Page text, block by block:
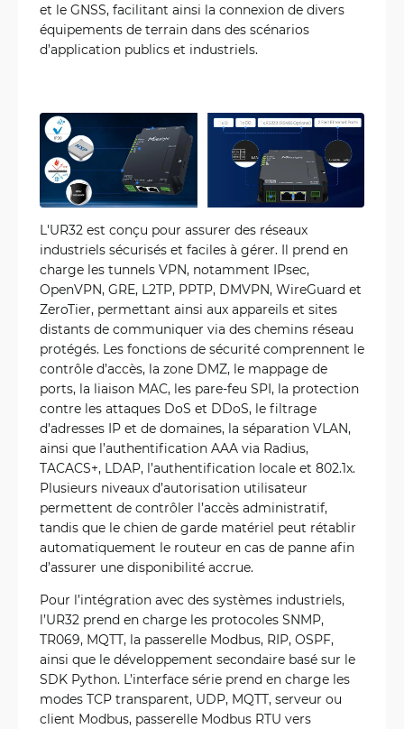
et le GNSS, facilitant ainsi la connexion de divers
équipements de terrain dans des scénarios
d’application publics et industriels.
L'UR32 est conçu pour assurer des réseaux
industriels sécurisés et faciles à gérer. Il prend en
charge les tunnels VPN, notamment IPsec,
OpenVPN, GRE, L2TP, PPTP, DMVPN, WireGuard et
ZeroTier, permettant ainsi aux appareils et sites
distants de communiquer via des chemins réseau
protégés. Les fonctions de sécurité comprennent le
contrôle d’accès, la zone DMZ, le mappage de
ports, la liaison MAC, les pare-feu SPI, la protection
contre les attaques DoS et DDoS, le filtrage
d’adresses IP et de domaines, la séparation VLAN,
ainsi que l’authentification AAA via Radius,
TACACS+, LDAP, l’authentification locale et 802.1x.
Plusieurs niveaux d’autorisation utilisateur
permettent de contrôler l’accès administratif,
tandis que le chien de garde matériel peut rétablir
automatiquement le routeur en cas de panne afin
d’assurer une disponibilité accrue.
Pour l’intégration avec des systèmes industriels,
l’UR32 prend en charge les protocoles SNMP,
TR069, MQTT, la passerelle Modbus, RIP, OSPF,
ainsi que le développement secondaire basé sur le
SDK Python. L’interface série prend en charge les
modes TCP transparent, UDP, MQTT, serveur ou
client Modbus, passerelle Modbus RTU vers